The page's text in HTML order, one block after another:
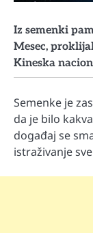
Iz semenki
Mesec,
Kineska
Semenke je
da je bilo
događaj se
istraživanje